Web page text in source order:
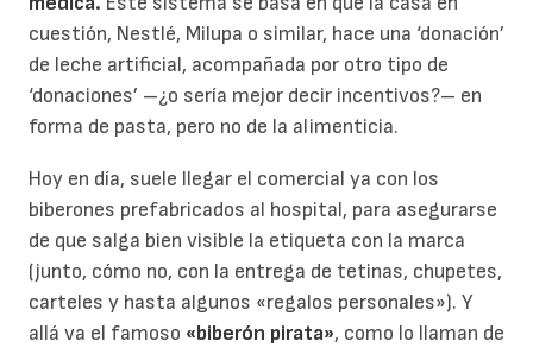
cuestión, Nestlé, Milupa o similar, hace una ‘donación’
de leche artificial, acompañada por otro tipo de
‘donaciones’ –¿o sería mejor decir incentivos?– en
forma de pasta, pero no de la alimenticia.
Hoy en día, suele llegar el comercial ya con los
biberones prefabricados al hospital, para asegurarse
de que salga bien visible la etiqueta con la marca
(junto, cómo no, con la entrega de tetinas, chupetes,
carteles y hasta algunos «regalos personales»). Y
allá va el famoso «biberón pirata», como lo llaman de